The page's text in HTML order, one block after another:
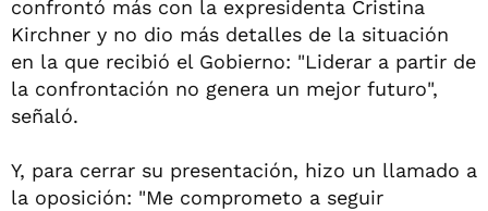
confrontó más con la expresidenta Cristina
Kirchner y no dio más detalles de la situación
en la que recibió el Gobierno: "Liderar a partir de
la confrontación no genera un mejor futuro",
señaló.
Y, para cerrar su presentación, hizo un llamado a
la oposición: "Me comprometo a seguir